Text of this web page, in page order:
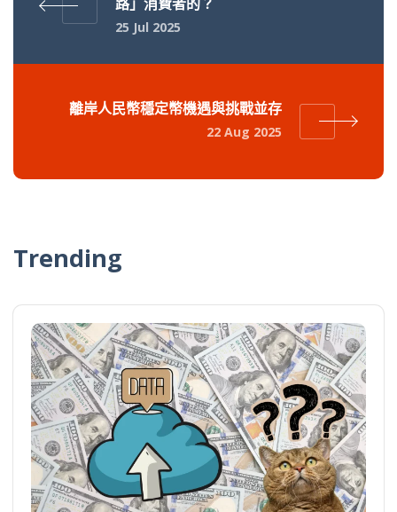
25 Jul 2025
離岸人民幣穩定幣機遇與挑戰並存
22 Aug 2025
Trending